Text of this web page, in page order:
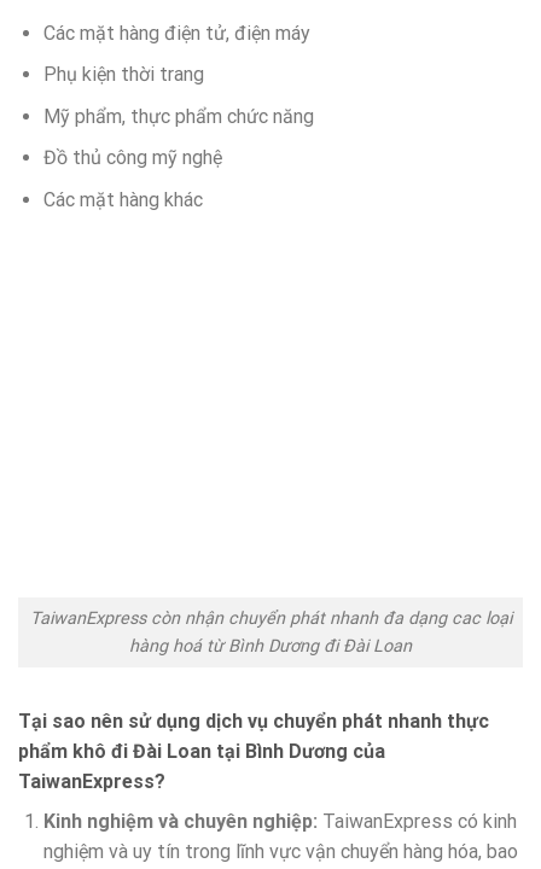
Các mặt hàng điện tử, điện máy
Phụ kiện thời trang
Mỹ phẩm, thực phẩm chức năng
Đồ thủ công mỹ nghệ
Các mặt hàng khác
TaiwanExpress còn nhận chuyển phát nhanh đa dạng cac loại
hàng hoá từ Bình Dương đi Đài Loan
Tại sao nên sử dụng dịch vụ chuyển phát nhanh thực
phẩm khô đi Đài Loan tại Bình Dương của
TaiwanExpress?
Kinh nghiệm và chuyên nghiệp: TaiwanExpress có kinh
nghiệm và uy tín trong lĩnh vực vận chuyển hàng hóa, bao